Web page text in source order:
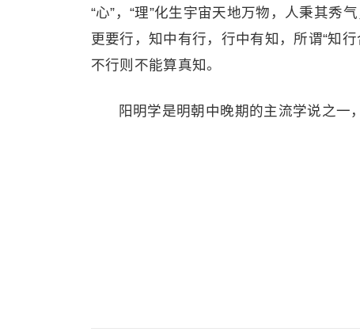
“心”，“理”化生宇宙天地万物，人秉其秀
更要行，知中有行，行中有知，所谓“知
不行则不能算真知。
阳明学是明朝中晚期的主流学说之一